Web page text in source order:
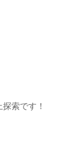
索です！